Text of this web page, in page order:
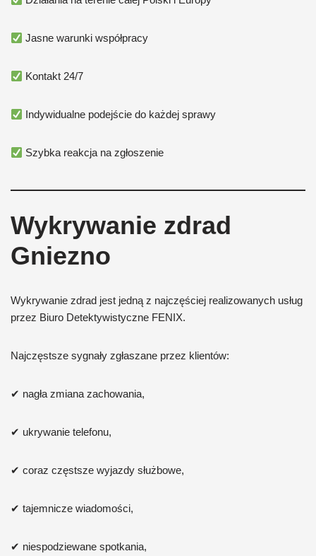
Jasne warunki współpracy
Kontakt 24/7
Indywidualne podejście do każdej sprawy
Szybka reakcja na zgłoszenie
Wykrywanie zdrad
Gniezno
Wykrywanie zdrad jest jedną z najczęściej realizowanych usług
przez Biuro Detektywistyczne FENIX.
Najczęstsze sygnały zgłaszane przez klientów:
✔ nagła zmiana zachowania,
✔ ukrywanie telefonu,
✔ coraz częstsze wyjazdy służbowe,
✔ tajemnicze wiadomości,
✔ niespodziewane spotkania,